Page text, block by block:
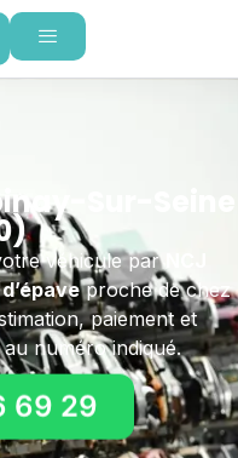
Sur-Seine
véhicule par
proche de chez
paiement et
numéro indiqué.
69 29